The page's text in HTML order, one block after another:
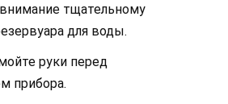
тщательному
для воды.
руки перед
прибора.